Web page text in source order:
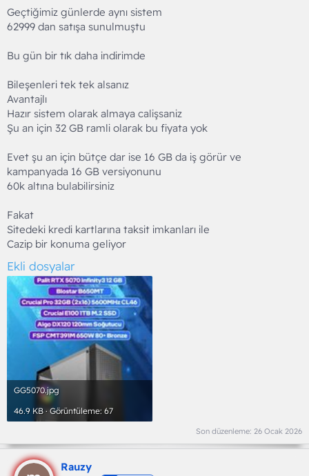
Geçtiğimiz günlerde aynı sistem
62999 dan satışa sunulmuştu
Bu gün bir tık daha indirimde
Bileşenleri tek tek alsanız
Avantajlı
Hazır sistem olarak almaya calişsaniz
Şu an için 32 GB ramli olarak bu fiyata yok
Evet şu an için bütçe dar ise 16 GB da iş görür ve
kampanyada 16 GB versiyonunu
60k altına bulabilirsiniz
Fakat
Sitedeki kredi kartlarına taksit imkanları ile
Cazip bir konuma geliyor
Ekli dosyalar
GG5070.jpg
46.9 KB · Görüntüleme: 67
Son düzenleme: 26 Ocak 2026
Rauzy